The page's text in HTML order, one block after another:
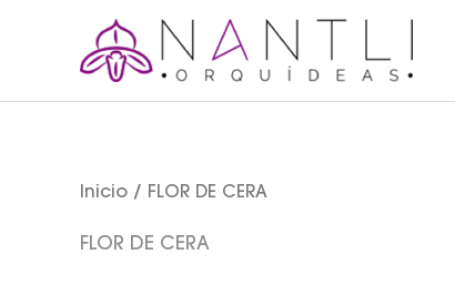
Inicio / FLOR DE CERA
FLOR DE CERA